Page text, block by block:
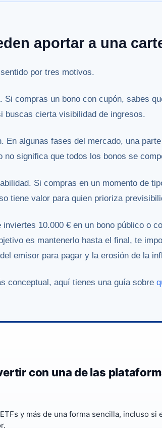
aportar a una
por tres motivos.
Si compras un bono con cupón, sabes
buscas cierta visibilidad de ingresos.
En algunas fases del mercado, una
no significa que todos los bonos se
Si compras en un momento de
tiene valor para quien prioriza
inviertes 10.000 € en un bono público o
es mantenerlo hasta el final, te
emisor para pagar y la erosión de la
conceptual, aquí tienes una guía sobre
con una de las
y más de una forma sencilla, incluso si